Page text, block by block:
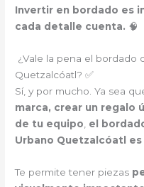
Invertir en bordado es
cada detalle cuenta. 🧠
¿Vale la pena el bordado
Quetzalcóatl? ✅
Sí, y por mucho. Ya sea
marca, crear un regalo
de tu equipo el
Urbano Quetzalcóatl
Te permite tener piezas